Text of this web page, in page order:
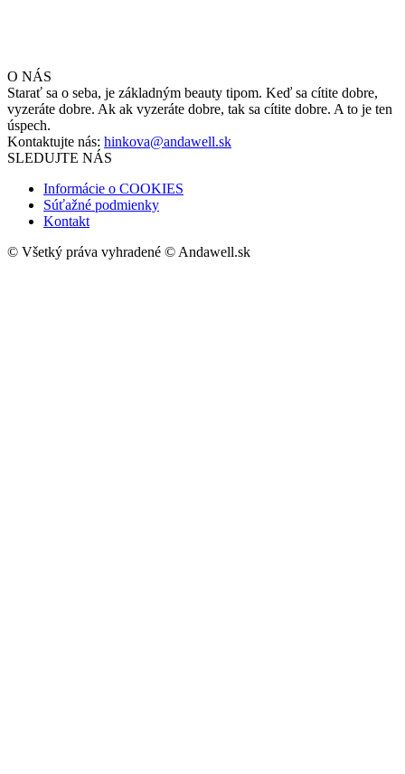
O NÁS
Starať sa o seba, je základným beauty tipom. Keď sa cítite dobre,
vyzeráte dobre. Ak ak vyzeráte dobre, tak sa cítite dobre. A to je ten
úspech.
Kontaktujte nás: hinkova@andawell.sk
SLEDUJTE NÁS
Informácie o COOKIES
Súťažné podmienky
Kontakt
© Všetký práva vyhradené © Andawell.sk